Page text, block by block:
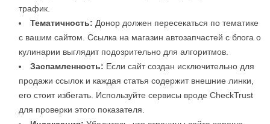
трафик.
Тематичность: Донор должен пересекаться по тематике
с вашим сайтом. Ссылка на магазин автозапчастей с блога о
кулинарии выглядит подозрительно для алгоритмов.
Заспамленность: Если сайт создан исключительно для
продажи ссылок и каждая статья содержит внешние линки,
его стоит избегать. Используйте сервисы вроде CheckTrust
для проверки этого показателя.